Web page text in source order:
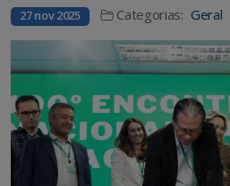
27 nov 2025 Categorias: Geral